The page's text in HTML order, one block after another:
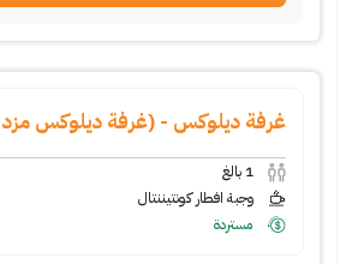
غرفة ديلوكس - (غرفة ديلوكس
1 بالغ
وجبة افطار كونتيننتال
مستردة